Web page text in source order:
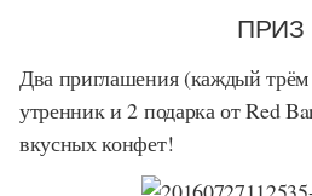
ПРИЗ
Два приглашения (каждый
утренник и 2 подарка от Red
вкусных конфет!